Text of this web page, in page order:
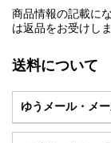
商品情報の記載に
は返品をお受けし
送料について
ゆうメール・メ